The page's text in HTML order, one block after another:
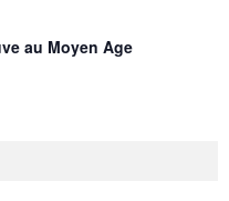
au Moyen Age